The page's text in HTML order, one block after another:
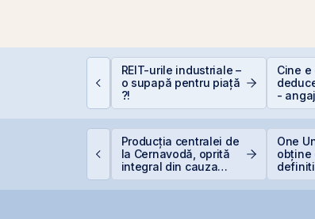
REIT-urile industriale –
o supapă pentru piață
?!
Cine
-
cu o pierdere
Producția centralei de
la Cernavodă, oprită
integral din cauza
One
obține